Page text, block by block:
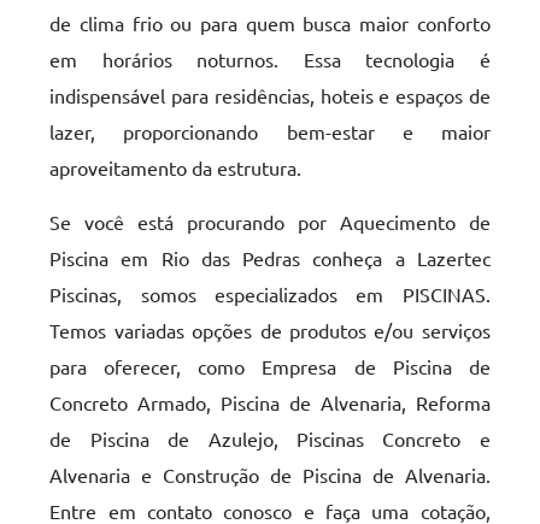
de clima frio ou para quem busca maior conforto
em horários noturnos. Essa tecnologia é
indispensável para residências, hoteis e espaços de
lazer, proporcionando bem-estar e maior
aproveitamento da estrutura.
Se você está procurando por Aquecimento de
Piscina em Rio das Pedras conheça a Lazertec
Piscinas, somos especializados em PISCINAS.
Temos variadas opções de produtos e/ou serviços
para oferecer, como Empresa de Piscina de
Concreto Armado, Piscina de Alvenaria, Reforma
de Piscina de Azulejo, Piscinas Concreto e
Alvenaria e Construção de Piscina de Alvenaria.
Entre em contato conosco e faça uma cotação,